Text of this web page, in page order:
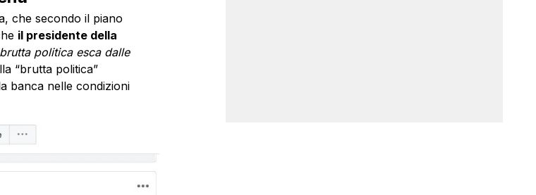
che secondo il piano
il presidente della
politica esca dalle
“brutta politica”
banca nelle condizioni